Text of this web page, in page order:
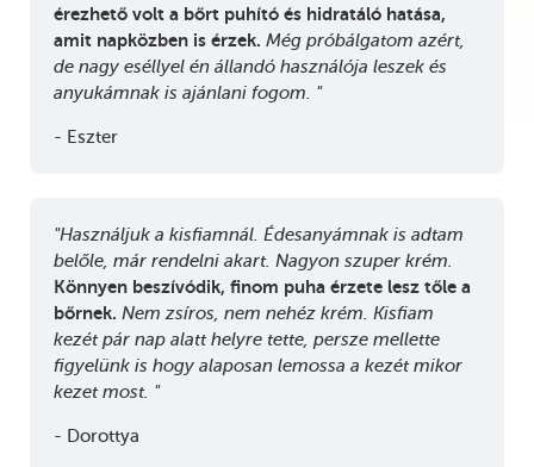
érezhető volt a bőrt puhító és hidratáló hatása,
amit napközben is érzek. Még próbálgatom azért,
de nagy eséllyel én állandó használója leszek és
anyukámnak is ajánlani fogom. "
- Eszter
"Használjuk a kisfiamnál. Édesanyámnak is adtam
belőle, már rendelni akart. Nagyon szuper krém.
Könnyen beszívódik, finom puha érzete lesz tőle a
bőrnek. Nem zsíros, nem nehéz krém. Kisfiam
kezét pár nap alatt helyre tette, persze mellette
figyelünk is hogy alaposan lemossa a kezét mikor
kezet most. "
- Dorottya